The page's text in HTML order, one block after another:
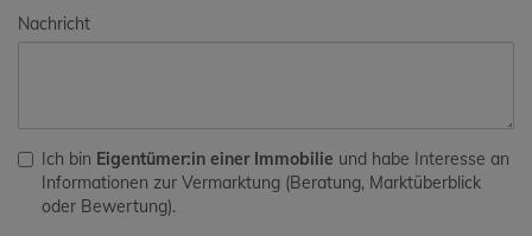
Nachricht
Ich bin Eigentümer:in einer Immobilie und habe Interesse an
Informationen zur Vermarktung (Beratung, Marktüberblick
oder Bewertung).